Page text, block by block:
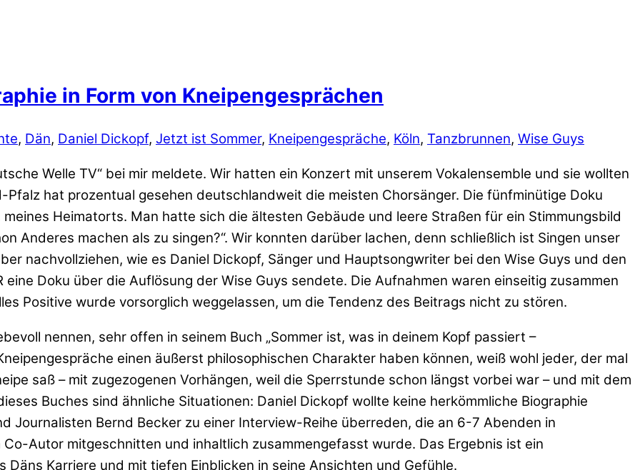
in Form von Kneipengesprächen
, Dän, Daniel Dickopf, Jetzt ist Sommer, Kneipengespräche, Köln, Tanzbrunnen, Wise Guys
Welle TV“ bei mir meldete. Wir hatten ein Konzert mit unserem Vokalensemble und sie wollten
hat prozentual gesehen deutschlandweit die meisten Chorsänger. Die fünfminütige Doku
Heimatorts. Man hatte sich die ältesten Gebäude und leere Straßen für ein Stimmungsbild
Anderes machen als zu singen?“. Wir konnten darüber lachen, denn schließlich ist Singen unser
nachvollziehen, wie es Daniel Dickopf, Sänger und Hauptsongwriter bei den Wise Guys und den
Doku über die Auflösung der Wise Guys sendete. Die Aufnahmen waren einseitig zusammen
Positive wurde vorsorglich weggelassen, um die Tendenz des Beitrags nicht zu stören.
nennen, sehr offen in seinem Buch „Sommer ist, was in deinem Kopf passiert –
einen äußerst philosophischen Charakter haben können, weiß wohl jeder, der mal
saß – mit zugezogenen Vorhängen, weil die Sperrstunde schon längst vorbei war – und mit dem
Buches sind ähnliche Situationen: Daniel Dickopf wollte keine herkömmliche Biographie
Journalisten Bernd Becker zu einer Interview-Reihe überreden, die an 6-7 Abenden in
Autor mitgeschnitten und inhaltlich zusammengefasst wurde. Das Ergebnis ist ein
Karriere und mit tiefen Einblicken in seine Ansichten und Gefühle.